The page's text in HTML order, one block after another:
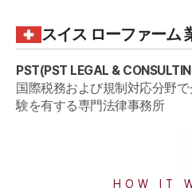
判決
法律情報
法律情報
法律知
お客様
スイス ローファーム
PST(PST LEGAL &
国際税務および規制対応分野
験を有する専門法律事務所
HOW IT